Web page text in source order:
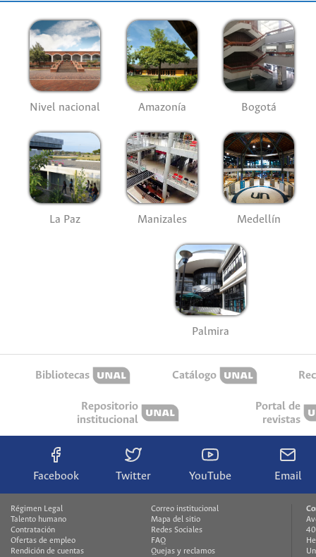
Nivel nacional Amazonía Bogotá
La Paz Manizales Medellín
Palmira
Bibliotecas Catálogo
Repositorio
institucional
Portal de
revistas
Facebook Twitter YouTube Email
Régimen Legal
Talento humano
Contratación
Ofertas de empleo
Rendición de cuentas
Correo institucional
Mapa del sitio
Redes Sociales
FAQ
Quejas y reclamos